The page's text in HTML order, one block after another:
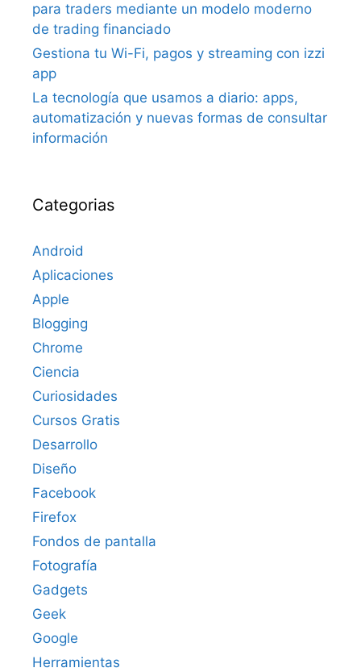
para traders mediante un modelo moderno
de trading financiado
Gestiona tu Wi-Fi, pagos y streaming con izzi
app
La tecnología que usamos a diario: apps,
automatización y nuevas formas de consultar
información
Categorias
Android
Aplicaciones
Apple
Blogging
Chrome
Ciencia
Curiosidades
Cursos Gratis
Desarrollo
Diseño
Facebook
Firefox
Fondos de pantalla
Fotografía
Gadgets
Geek
Google
Herramientas